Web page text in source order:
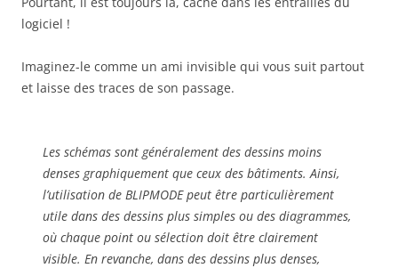
logiciel !
Imaginez-le comme un ami invisible qui vous suit partout
et laisse des traces de son passage.
Les schémas sont généralement des dessins moins
denses graphiquement que ceux des bâtiments. Ainsi,
l’utilisation de BLIPMODE peut être particulièrement
utile dans des dessins plus simples ou des diagrammes,
où chaque point ou sélection doit être clairement
visible. En revanche, dans des dessins plus denses,